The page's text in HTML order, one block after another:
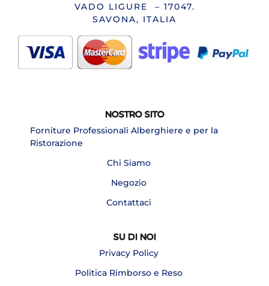
VADO LIGURE – 17047.
SAVONA, ITALIA
NOSTRO SITO
Forniture Professionali Alberghiere e per la
Ristorazione
Chi Siamo
Negozio
Contattaci
SU DI NOI
Privacy Policy
Politica Rimborso e Reso